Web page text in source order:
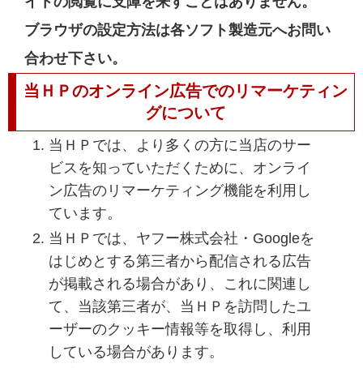
ブラウザの設定方法は各ソフト製造元へお問い
合わせ下さい。
当ＨＰのオンライン広告でのリマーケティン
グについて
当ＨＰでは、より多くの方に当店のサー
ビスを知っていただくために、オンライ
ン広告のリマーケティング機能を利用し
ています。
当ＨＰでは、ヤフー株式会社・Googleを
はじめとする第三者から配信される広告
が掲載される場合があり、これに関連し
て、当該第三者が、当ＨＰを訪問したユ
ーザーのクッキー情報等を取得し、利用
している場合があります。